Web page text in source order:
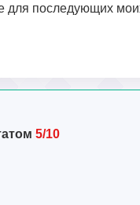
для последующих
5/10